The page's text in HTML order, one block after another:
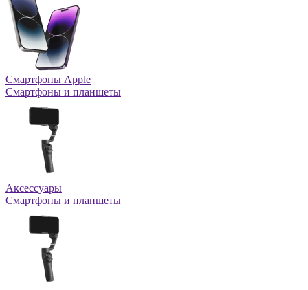
Смартфоны Apple
Смартфоны и планшеты
Аксессуары
Смартфоны и планшеты